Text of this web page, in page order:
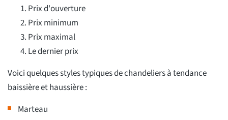
Prix d'ouverture
Prix minimum
Prix maximal
Le dernier prix
Voici quelques styles typiques de chandeliers à tendance
baissière et haussière :
Marteau